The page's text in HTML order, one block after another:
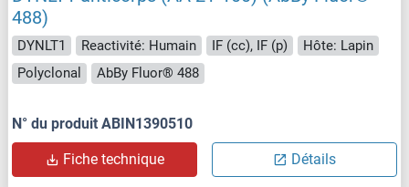
488)
DYNLT1 Reactivité: Humain IF (cc), IF (p)
Hôte: Lapin
Polyclonal
AbBy Fluor® 488
N° du produit ABIN1390510
Fiche technique Détails